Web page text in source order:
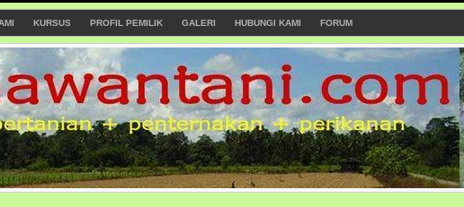
KURSUS PROFIL PEMILIK GALERI HUBUNGI KAMI FORUM